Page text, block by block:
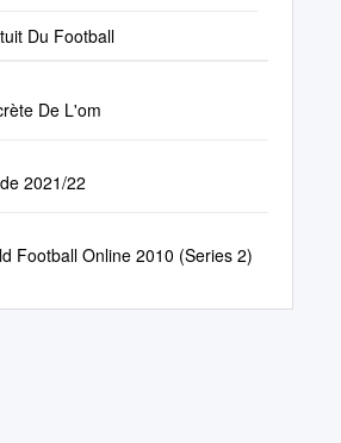
Du Football
De L'om
2021/22
Football Online 2010 (Series 2)